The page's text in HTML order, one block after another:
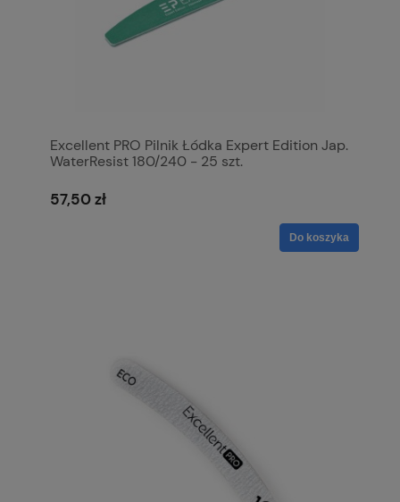
Excellent PRO Pilnik Łódka Expert Edition Jap.
WaterResist 180/240 - 25 szt.
57,50 zł
Do koszyka